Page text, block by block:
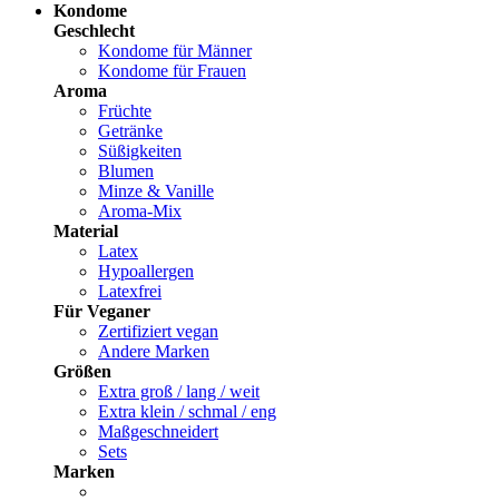
Kondome
Geschlecht
Kondome für Männer
Kondome für Frauen
Aroma
Früchte
Getränke
Süßigkeiten
Blumen
Minze & Vanille
Aroma-Mix
Material
Latex
Hypoallergen
Latexfrei
Für Veganer
Zertifiziert vegan
Andere Marken
Größen
Extra groß / lang / weit
Extra klein / schmal / eng
Maßgeschneidert
Sets
Marken